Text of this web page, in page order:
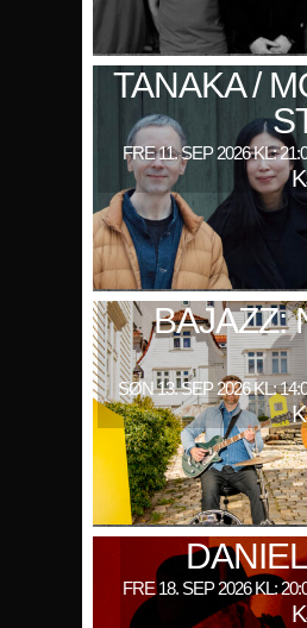
TANAKA /
FRE 11. SEP 2026 KL:
BAJAZZ:
SØN 13. SEP 2026 KL:
FRE 18. SEP 2026 KL: